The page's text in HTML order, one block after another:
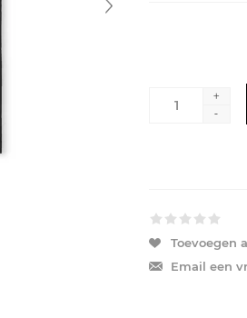
+
-
Toevoegen
Email een